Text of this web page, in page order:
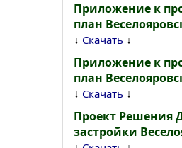
Приложение к
план
↓ Скачать ↓
Приложение к
план
↓ Скачать ↓
Проект Решения
застройки